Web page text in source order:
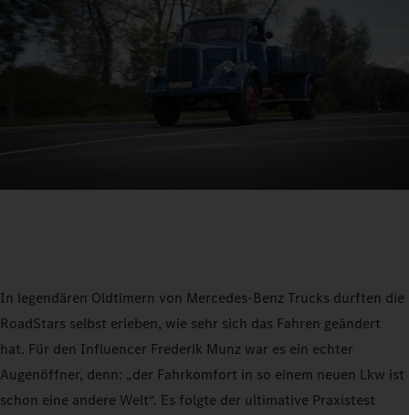
In legendären Oldtimern von Mercedes-Benz Trucks durften die
RoadStars selbst erleben, wie sehr sich das Fahren geändert
hat. Für den Influencer Frederik Munz war es ein echter
Augenöffner, denn: „der Fahrkomfort in so einem neuen Lkw ist
schon eine andere Welt“. Es folgte der ultimative Praxistest